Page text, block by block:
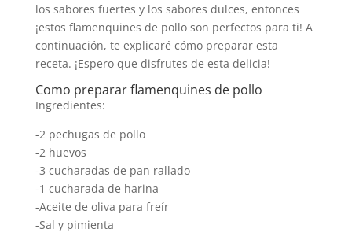
los sabores fuertes y los sabores dulces, entonces
¡estos flamenquines de pollo son perfectos para ti! A
continuación, te explicaré cómo preparar esta
receta. ¡Espero que disfrutes de esta delicia!
Como preparar flamenquines de pollo
Ingredientes:
-2 pechugas de pollo
-2 huevos
-3 cucharadas de pan rallado
-1 cucharada de harina
-Aceite de oliva para freír
-Sal y pimienta